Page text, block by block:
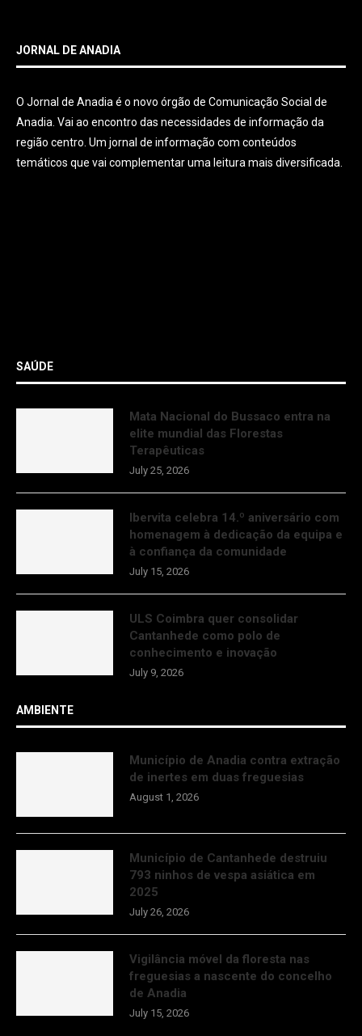
JORNAL DE ANADIA
O Jornal de Anadia é o novo órgão de Comunicação Social de
Anadia. Vai ao encontro das necessidades de informação da
região centro. Um jornal de informação com conteúdos
temáticos que vai complementar uma leitura mais diversificada.
SAÚDE
Mata Nacional do Bussaco entra na
elite mundial das Florestas
Terapêuticas
July 25, 2026
Ibervita celebra 14.º aniversário com
homenagem à dedicação da equipa e
à confiança da comunidade
July 15, 2026
ULS Coimbra quer consolidar
Cantanhede como polo de
conhecimento e inovação
July 9, 2026
AMBIENTE
Município de Anadia contra extração
de inertes em duas freguesias
August 1, 2026
Município de Cantanhede destruiu
793 ninhos de vespa asiática em
2025
July 26, 2026
Vigilância móvel da floresta nas
freguesias a nascente do concelho
de Anadia
July 15, 2026